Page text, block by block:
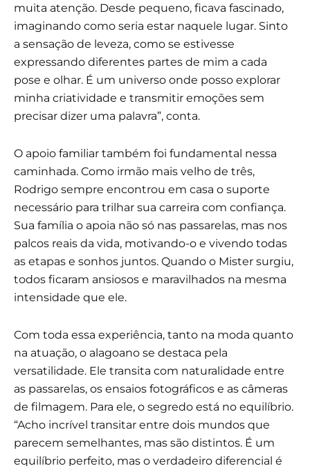
muita atenção. Desde pequeno, ficava fascinado,
imaginando como seria estar naquele lugar. Sinto
a sensação de leveza, como se estivesse
expressando diferentes partes de mim a cada
pose e olhar. É um universo onde posso explorar
minha criatividade e transmitir emoções sem
precisar dizer uma palavra”, conta.
O apoio familiar também foi fundamental nessa
caminhada. Como irmão mais velho de três,
Rodrigo sempre encontrou em casa o suporte
necessário para trilhar sua carreira com confiança.
Sua família o apoia não só nas passarelas, mas nos
palcos reais da vida, motivando-o e vivendo todas
as etapas e sonhos juntos. Quando o Mister surgiu,
todos ficaram ansiosos e maravilhados na mesma
intensidade que ele.
Com toda essa experiência, tanto na moda quanto
na atuação, o alagoano se destaca pela
versatilidade. Ele transita com naturalidade entre
as passarelas, os ensaios fotográficos e as câmeras
de filmagem. Para ele, o segredo está no equilíbrio.
“Acho incrível transitar entre dois mundos que
parecem semelhantes, mas são distintos. É um
equilíbrio perfeito, mas o verdadeiro diferencial é